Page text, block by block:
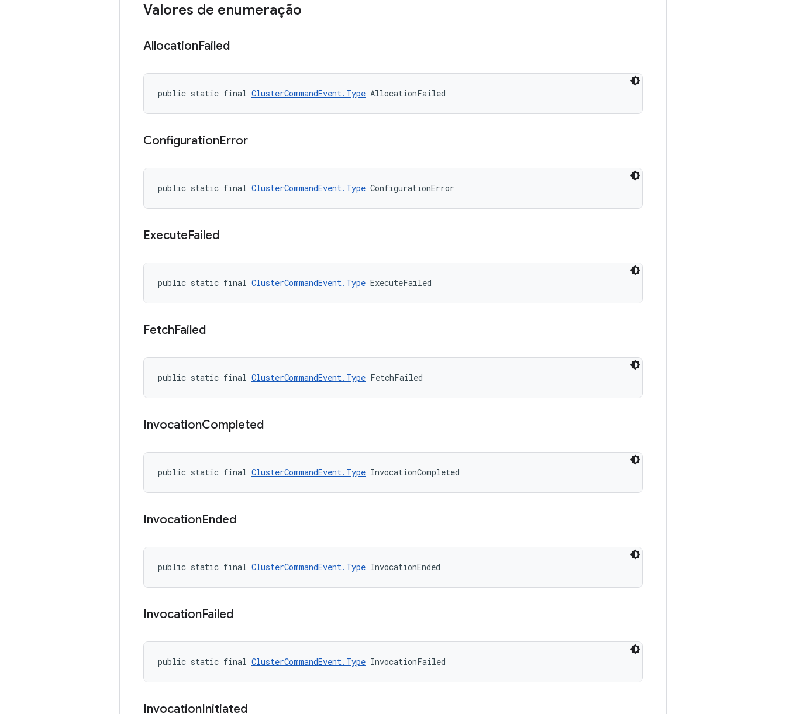
Valores de enumeração
AllocationFailed
public static final ClusterCommandEvent.Type AllocationFailed
ConfigurationError
public static final ClusterCommandEvent.Type ConfigurationError
ExecuteFailed
public static final ClusterCommandEvent.Type ExecuteFailed
FetchFailed
public static final ClusterCommandEvent.Type FetchFailed
InvocationCompleted
public static final ClusterCommandEvent.Type InvocationCompleted
InvocationEnded
public static final ClusterCommandEvent.Type InvocationEnded
InvocationFailed
public static final ClusterCommandEvent.Type InvocationFailed
InvocationInitiated